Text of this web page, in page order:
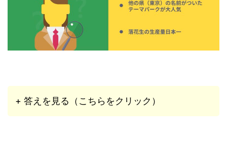
+ 答えを見る（こちらをクリック）